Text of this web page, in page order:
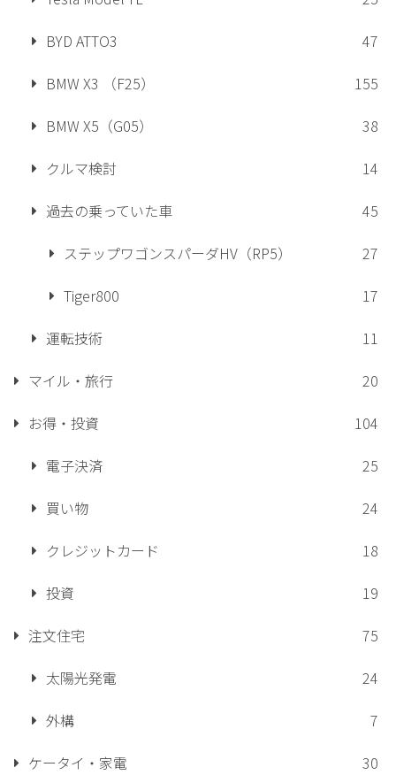
BYD ATTO3
47
BMW X3 （F25）
155
BMW X5（G05）
38
クルマ検討
14
過去の乗っていた車
45
ステップワゴンスパーダHV（RP5）
27
Tiger800
17
運転技術
11
マイル・旅行
20
お得・投資
104
電子決済
25
買い物
24
クレジットカード
18
投資
19
注文住宅
75
太陽光発電
24
外構
7
ケータイ・家電
30